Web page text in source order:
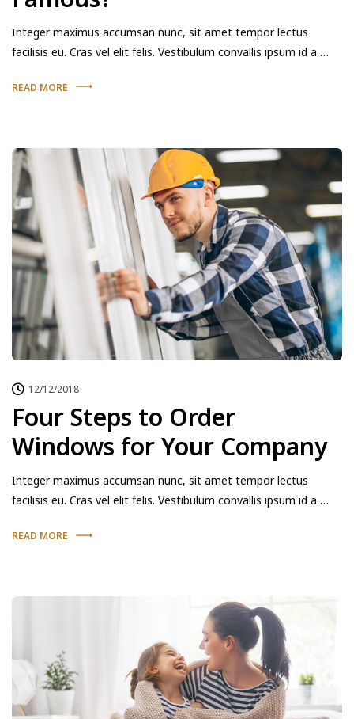
Integer maximus accumsan nunc, sit amet tempor lectus
facilisis eu. Cras vel elit felis. Vestibulum convallis ipsum id a …
READ MORE
12/12/2018
Four Steps to Order
Windows for Your Company
Integer maximus accumsan nunc, sit amet tempor lectus
facilisis eu. Cras vel elit felis. Vestibulum convallis ipsum id a …
READ MORE